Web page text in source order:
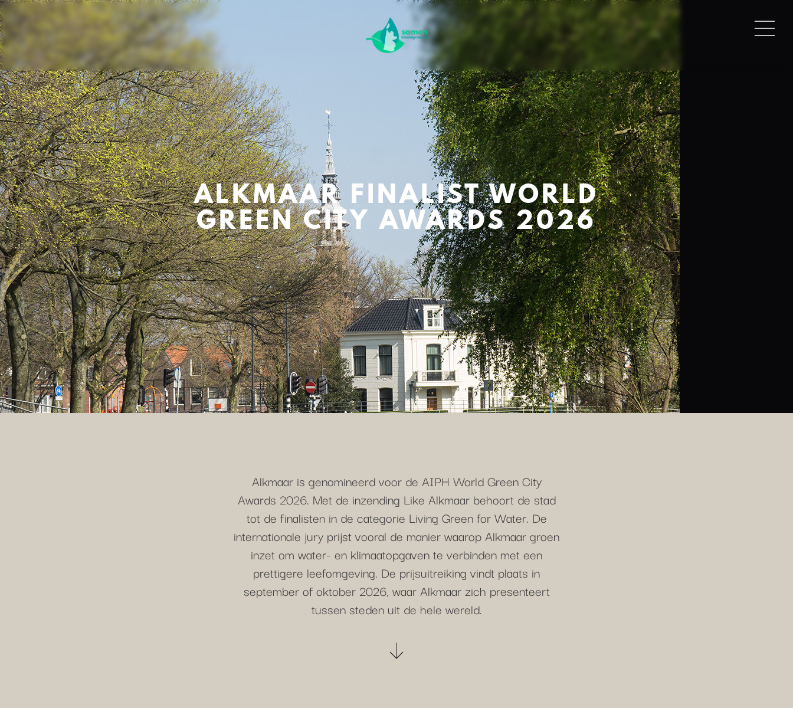
ALKMAAR FINALIST WORLD
GREEN CITY AWARDS 2026
Alkmaar is genomineerd voor de AIPH World Green City
Awards 2026. Met de inzending Like Alkmaar behoort de stad
tot de finalisten in de categorie Living Green for Water. De
internationale jury prijst vooral de manier waarop Alkmaar groen
inzet om water- en klimaatopgaven te verbinden met een
prettigere leefomgeving. De prijsuitreiking vindt plaats in
september of oktober 2026, waar Alkmaar zich presenteert
tussen steden uit de hele wereld.